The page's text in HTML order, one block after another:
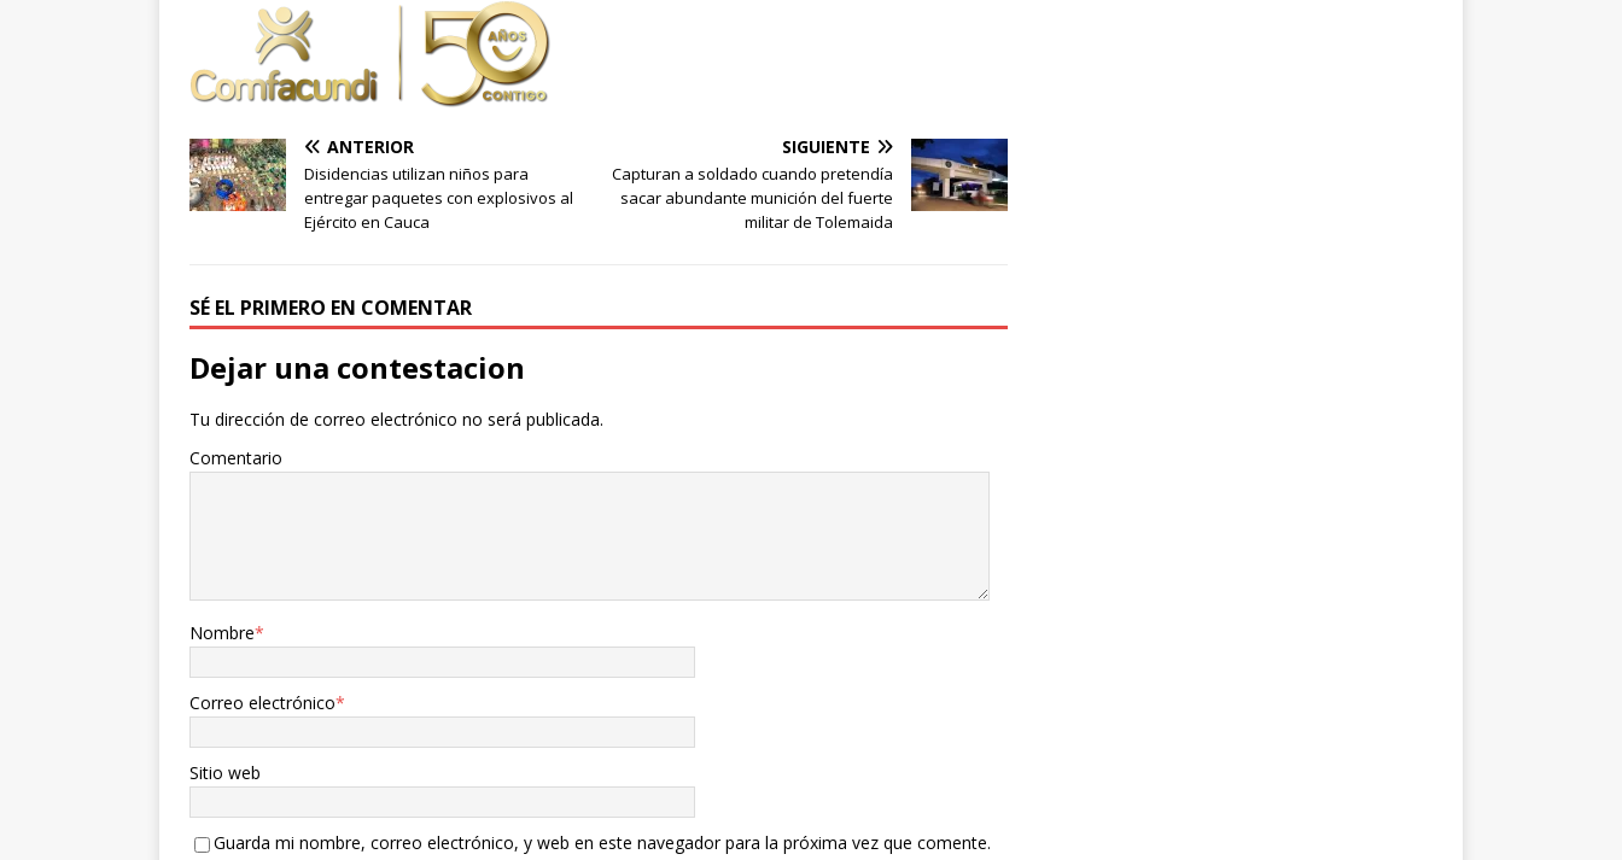
ANTERIOR
Disidencias utilizan niños para
entregar paquetes con explosivos al
Ejército en Cauca
SIGUIENTE
Capturan a soldado cuando pretendía
sacar abundante munición del fuerte
militar de Tolemaida
SÉ EL PRIMERO EN COMENTAR
Dejar una contestacion
Tu dirección de correo electrónico no será publicada.
Comentario
Nombre*
Correo electrónico*
Sitio web
Guarda mi nombre, correo electrónico, y web en este navegador para la próxima vez que comente.